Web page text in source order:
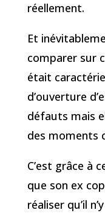
réellement.
Et
comparer sur
était
d’ouverture
défauts mais
des moments
C’est grâce à
que son ex
réaliser qu’il